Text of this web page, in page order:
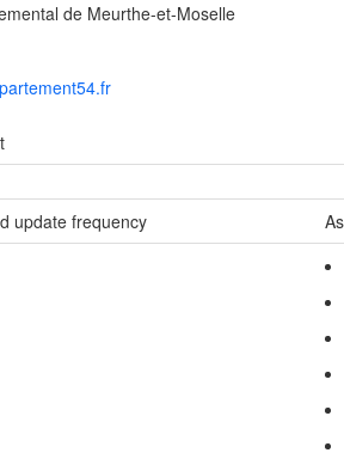
de Meurthe-et-Moselle
update frequency